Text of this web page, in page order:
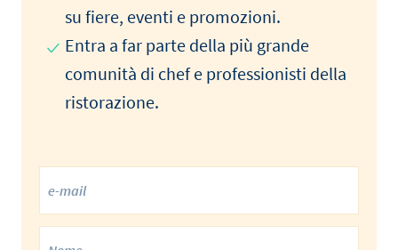
su fiere, eventi e promozioni.
Entra a far parte della più grande
comunità di chef e professionisti della
ristorazione.